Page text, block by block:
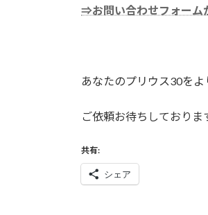
⇒お問い合わせフォーム
あなたのプリウス30を
ご依頼お待ちしておりま
共有:
シェア